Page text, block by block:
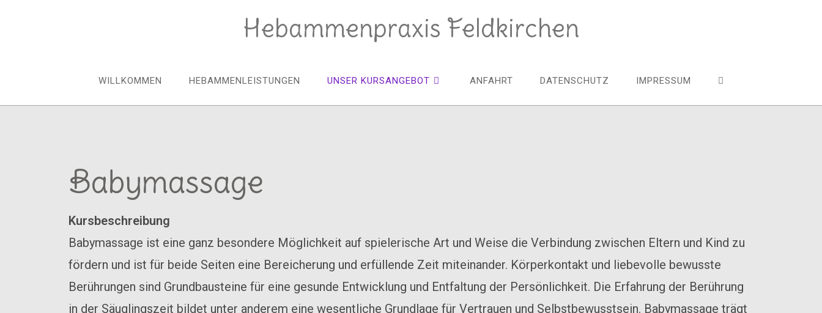
Hebammenpraxis Feldkirchen
WILLKOMMEN HEBAMMENLEISTUNGEN UNSER KURSANGEBOT ANFAHRT DATENSCHUTZ IMPRESSUM
Babymassage
Kursbeschreibung
Babymassage ist eine ganz besondere Möglichkeit auf spielerische Art und Weise die Verbindung zwischen Eltern und Kind zu
fördern und ist für beide Seiten eine Bereicherung und erfüllende Zeit miteinander. Körperkontakt und liebevolle bewusste
Berührungen sind Grundbausteine für eine gesunde Entwicklung und Entfaltung der Persönlichkeit. Die Erfahrung der Berührung
in der Säuglingszeit bildet unter anderem eine wesentliche Grundlage für Vertrauen und Selbstbewusstsein. Babymassage trägt